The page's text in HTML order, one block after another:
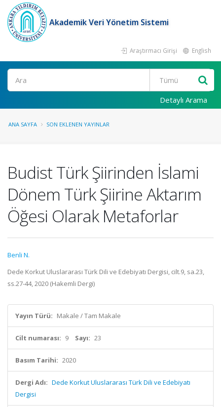
Akademik Veri Yönetim Sistemi
Araştırmacı Girişi English
Ara
Detaylı Arama
ANA SAYFA SON EKLENEN YAYINLAR
Budist Türk Şiirinden İslami
Dönem Türk Şiirine Aktarım
Öğesi Olarak Metaforlar
Benli N.
Dede Korkut Uluslararası Türk Dili ve Edebiyatı Dergisi, cilt.9, sa.23,
ss.27-44, 2020 (Hakemli Dergi)
Yayın Türü: Makale / Tam Makale
Cilt numarası: 9 Sayı: 23
Basım Tarihi: 2020
Dergi Adı: Dede Korkut Uluslararası Türk Dili ve Edebiyatı
Dergisi